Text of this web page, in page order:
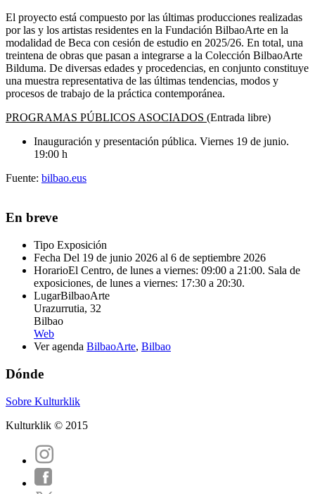
El proyecto está compuesto por las últimas producciones realizadas
por las y los artistas residentes en la Fundación BilbaoArte en la
modalidad de Beca con cesión de estudio en 2025/26. En total, una
treintena de obras que pasan a integrarse a la Colección BilbaoArte
Bilduma. De diversas edades y procedencias, en conjunto constituye
una muestra representativa de las últimas tendencias, modos y
procesos de trabajo de la práctica contemporánea.
PROGRAMAS PÚBLICOS ASOCIADOS (Entrada libre)
Inauguración y presentación pública. Viernes 19 de junio.
19:00 h
Fuente: bilbao.eus
En breve
Tipo Exposición
Fecha Del 19 de junio 2026 al 6 de septiembre 2026
HorarioEl Centro, de lunes a viernes: 09:00 a 21:00. Sala de
exposiciones, de lunes a viernes: 17:30 a 20:30.
LugarBilbaoArte
Urazurrutia, 32
Bilbao
Web
Ver agenda BilbaoArte, Bilbao
Dónde
Sobre Kulturklik
Kulturklik © 2015